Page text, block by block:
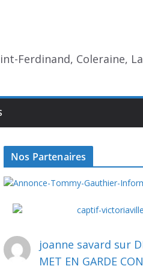
Ferdinand, Coleraine,
Nos Partenaires
joanne savard sur
MET EN GARDE